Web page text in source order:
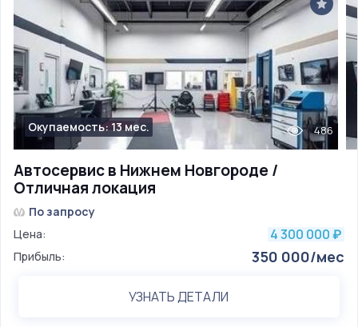
Автосервис в Нижнем Новгороде /
Отличная локация
Окупаемость: 13 мес. 486
По запросу
Цена:
4 300 000 ₽
Прибыль: 350 000/мес
УЗНАТЬ ДЕТАЛИ